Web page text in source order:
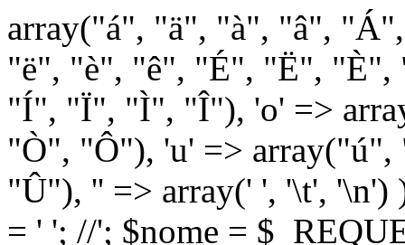
array("á", "ä", "à", "â",
"ë", "è", "ê", "É", "Ë",
"Í", "Ï", "Ì", "Î"), 'o' =>
"Ò", "Ô"), 'u' =>
"Û"), '' => array(' ', '\t',
= ' '; //'; $nome =